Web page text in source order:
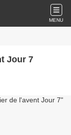
MENU
Jour 7